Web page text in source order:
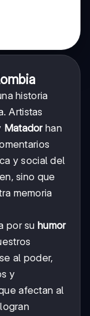
historia
Artistas
Matadorhan
y social del
sino que
memoria
por su humor
al poder,
y
afectan al